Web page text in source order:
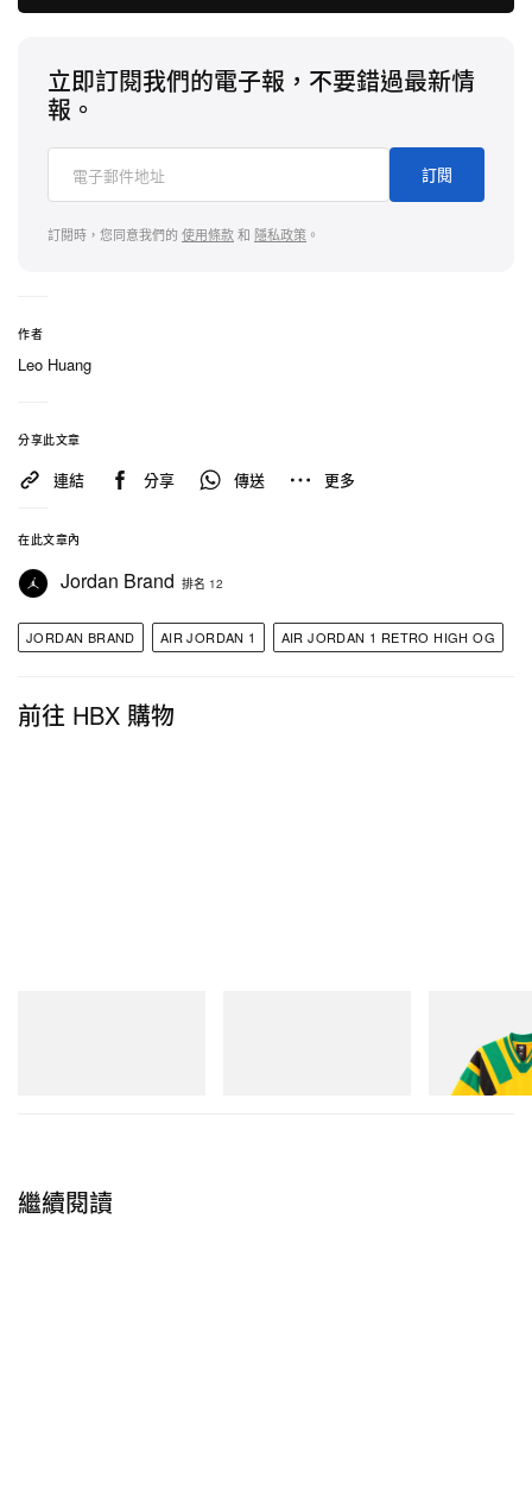
立即訂閱我們的電子報，不要錯過最新情
報。
訂閱
訂閱時，您同意我們的 使用條款和 隱私政策 。
作者
Leo Huang
分享此文章
連結 分享 傳送 更多
在此文章內
Jordan Brand 排名 12
JORDAN BRAND AIR JORDAN 1 AIR JORDAN 1 RETRO HIGH OG
前往 HBX 購物
Adidas
Dead Disney
立即購入
繼續閱讀